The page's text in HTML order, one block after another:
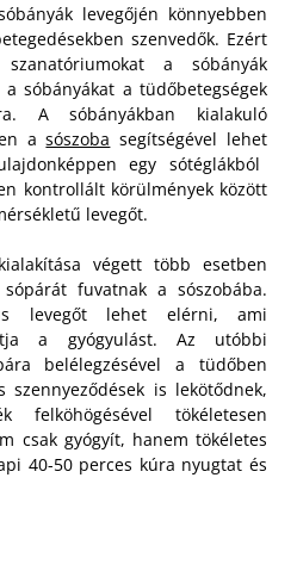
levegőjén könnyebben
szenvedők. Ezért
a sóbányák
sóbányákat a tüdőbetegségek
A sóbányákban kialakuló
asószoba segítségével lehet
egy sótéglákból
kontrollált körülmények között
levegőt.
végett több esetben
fuvatnak a sószobába.
levegőt lehet elérni, ami
a gyógyulást. Az utóbbi
belélegzésével a tüdőben
szennyeződések is lekötődnek,
tökéletesen
csak gyógyít, hanem tökéletes
40-50 perces kúra nyugtat és